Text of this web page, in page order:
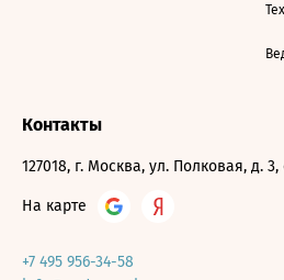
Контакты
127018, г. Москва, ул. Полковая, д. 3,
На карте
+7 495 956-34-58